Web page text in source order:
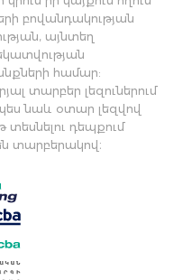
բովանդակության
այնտեղ
համար:
տարբեր լեզուներում
նաև օտար լեզվով
տեսնելու դեպքում
տարբերակով։